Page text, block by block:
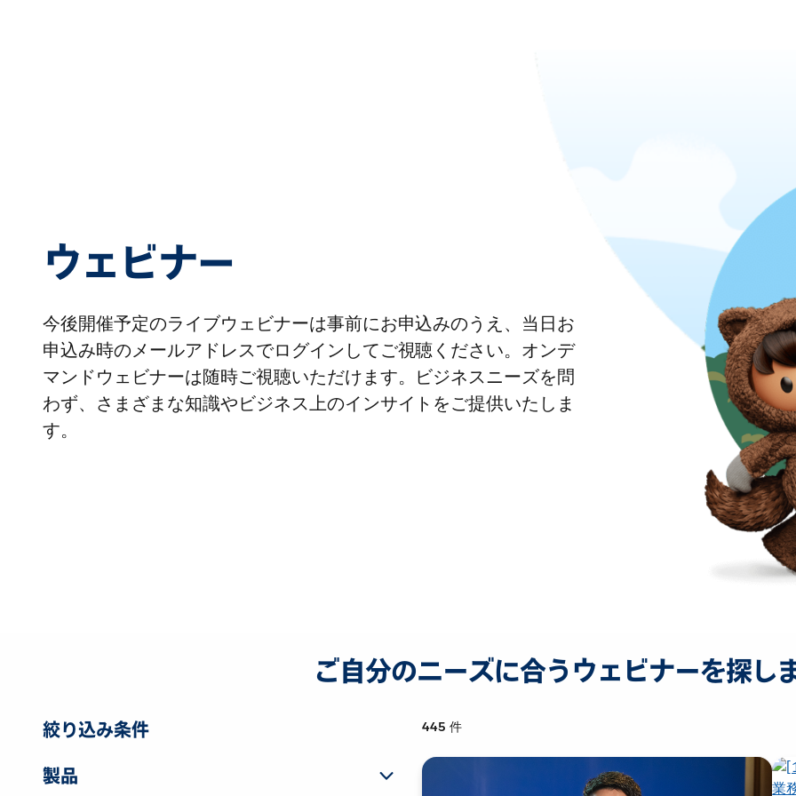
ウェビナー
今後開催予定のライブウェビナーは事前にお申込みのうえ、当日お
申込み時のメールアドレスでログインしてご視聴ください。オンデ
マンドウェビナーは随時ご視聴いただけます。ビジネスニーズを問
わず、さまざまな知識やビジネス上のインサイトをご提供いたしま
す。
ご自分のニーズに合うウェビナーを探し
絞り込み条件
製品
445 件